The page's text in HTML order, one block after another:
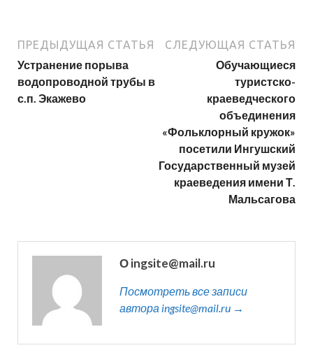
ПРЕДЫДУЩАЯ СТАТЬЯ
Устранение порыва
водопроводной трубы в
с.п. Экажево
СЛЕДУЮЩАЯ СТАТЬЯ
Обучающиеся
туристско-
краеведческого
объединения
«Фольклорный кружок»
посетили Ингушский
Государственный музей
краеведения имени Т.
Мальсагова
О ingsite@mail.ru
Посмотреть все записи
автора ingsite@mail.ru →